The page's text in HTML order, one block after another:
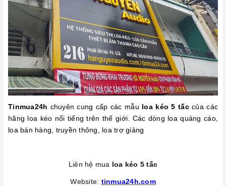
Tinmua24h chuyên cung cấp các mẫu loa kéo 5 tấccủa các
hãng loa kéo nổi tiếng trên thế giới.
Các dòng loa quảng cáo,
loa bán hàng, truyền thông, loa trợ giảng
Liên hệ mua loa kéo 5 tấc
Website: tinmua24h.com